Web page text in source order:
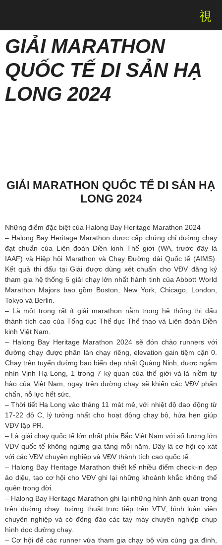
GIẢI MARATHON
QUỐC TẾ DI SẢN HẠ
LONG 2024
GIẢI MARATHON QUỐC TẾ DI SẢN HẠ
LONG 2024
Những điểm đặc biệt của Halong Bay Heritage Marathon 2024
– Halong Bay Heritage Marathon được cấp chứng chỉ đường chạy
đạt chuẩn của Liên đoàn Điền kinh Thế giới (WA, trước đây là
IAAF) và Hiệp hội Marathon và Chạy Đường dài Quốc tế (AIMS).
Kết quả thi đấu tại Giải được dùng xét chuẩn cho VĐV đăng ký
tham gia hệ thống 6 giải chạy lớn nhất hành tinh của Abbott World
Marathon Majors bao gồm Boston, New York, Chicago, London,
Tokyo và Berlin.
– Là một trong rất ít giải marathon nằm trong hệ thống thi đấu
thành tích cao của Tổng cục Thể dục Thể thao và Liên đoàn Điền
kinh Việt Nam.
– Halong Bay Heritage Marathon 2024 sẽ đón chào runners với
đường chạy được phân làn chạy riêng, elevation gain tiệm cận 0.
Chạy trên tuyến đường bao biển đẹp nhất Quảng Ninh, được ngắm
nhìn Vịnh Hạ Long, 1 trong 7 kỳ quan của thế giới và là niềm tự
hào của Việt Nam, ngay trên đường chạy sẽ khiến các VĐV phấn
chấn, nỗ lực hết sức.
– Thời tiết Hạ Long vào tháng 11 mát mẻ, với nhiệt độ dao động từ
17-22 độ C, lý tưởng nhất cho hoạt động chạy bộ, hứa hẹn giúp
VĐV lập PR.
– Là giải chạy quốc tế lớn nhất phía Bắc Việt Nam với số lượng lớn
VĐV quốc tế không ngừng gia tăng mỗi năm. Đây là cơ hội cọ xát
với các VĐV chuyên nghiệp và VĐV thành tích cao quốc tế.
– Halong Bay Heritage Marathon thiết kế nhiều điểm check-in đẹp
ảo diệu, tạo cơ hội cho VĐV ghi lại những khoảnh khắc không thể
quên trong đời.
– Halong Bay Heritage Marathon ghi lại những hình ảnh quan trọng
trên đường chạy: tường thuật trực tiếp trên VTV, bình luận viên
chuyên nghiệp và có đông đảo các tay máy chuyên nghiệp chụp
hình dọc đường chạy.
– Cơ hội để các runner vừa tham gia chạy bộ vừa cùng gia đình,